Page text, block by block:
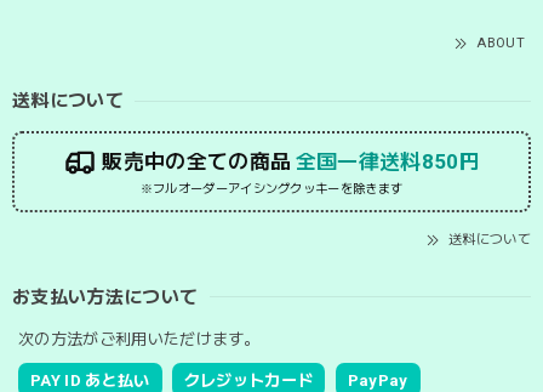
ABOUT
送料について
販売中の全ての商品 全国一律送料850円
※フルオーダーアイシングクッキーを除きます
送料について
お支払い方法について
次の方法がご利用いただけます。
PAY ID あと払い クレジットカード PayPay